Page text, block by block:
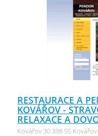
RESTAURACE A
KOVÁŘOV -
RELAXACE A
Kovářov 30 398 55 Kovářov